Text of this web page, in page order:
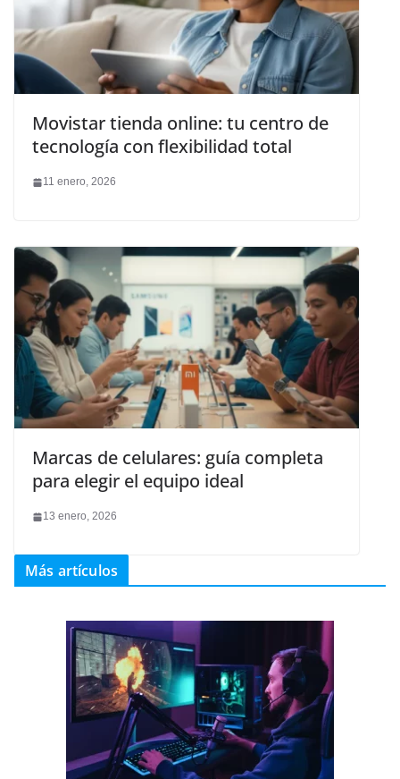
Movistar tienda online: tu centro de
tecnología con flexibilidad total
11 enero, 2026
Marcas de celulares: guía completa
para elegir el equipo ideal
13 enero, 2026
Más artículos